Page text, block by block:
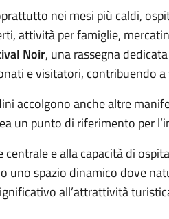
nei mesi più caldi,
attività per famiglie,
Noir, una rassegna
e visitatori, contribuendo
accolgono anche altre
un punto di riferimento per
centrale e alla capacità di
uno spazio dinamico dove
all’attrattività